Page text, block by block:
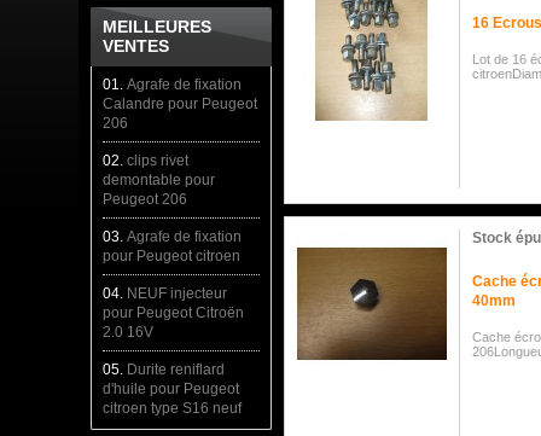
MEILLEURES
VENTES
01. Agrafe de fixation
Calandre pour Peugeot
206
02. clips rivet
demontable pour
Peugeot 206
03. Agrafe de fixation
pour Peugeot citroen
04. NEUF injecteur
pour Peugeot Citroën
2.0 16V
05. Durite reniflard
d'huile pour Peugeot
citroen type S16 neuf
16
Lot de 16
Stock
Cache
40mm
Cache